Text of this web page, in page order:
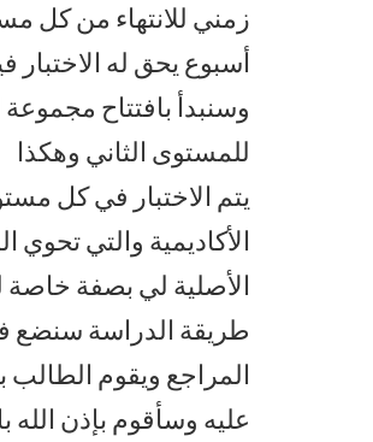
زمني للانتهاء من كل
وسنبدأ بافتتاح
للمستوى الثاني وهكذا
يتم الاختبار في كل
الأكاديمية والتي تحوي
الأصلية لي بصفة خاصة
طريقة الدراسة سنضع
المراجع ويقوم
عليه وسأقوم بإذن الله